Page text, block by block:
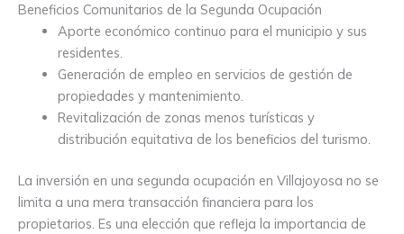
Beneficios Comunitarios de la Segunda Ocupación
Aporte económico continuo para el municipio y sus
residentes.
Generación de empleo en servicios de gestión de
propiedades y mantenimiento.
Revitalización de zonas menos turísticas y
distribución equitativa de los beneficios del turismo.
La inversión en una segunda ocupación en Villajoyosa no se
limita a una mera transacción financiera para los
propietarios. Es una elección que refleja la importancia de